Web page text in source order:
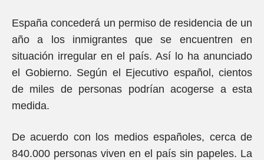
España concederá un permiso de residencia de un
año a los inmigrantes que se encuentren en
situación irregular en el país. Así lo ha anunciado
el Gobierno. Según el Ejecutivo español, cientos
de miles de personas podrían acogerse a esta
medida.
De acuerdo con los medios españoles, cerca de
840.000 personas viven en el país sin papeles. La